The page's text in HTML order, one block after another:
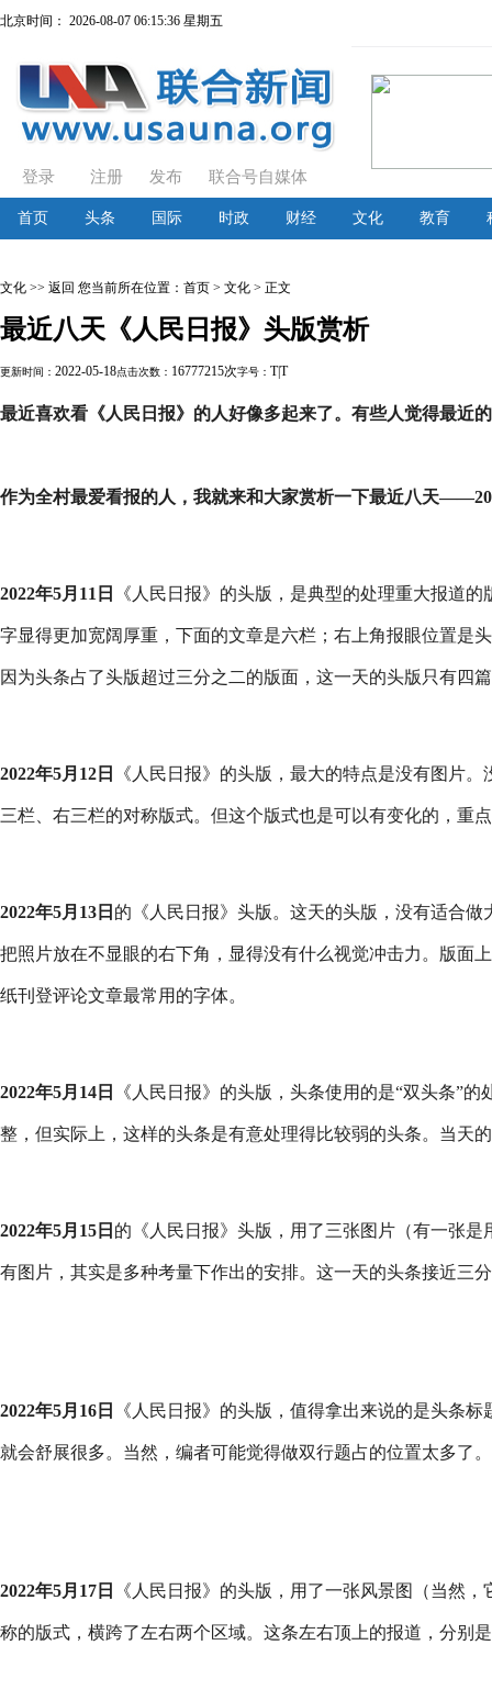
北京时间： 2026-08-07 06:15:36 星期五
登录 注册 发布 联合号自媒体
首页 头条 国际 时政 财经 文化 教育
文化 >> 返回 您当前所在位置： 首页 > 文化 > 正文
最近八天《人民日报》头版赏析
更新时间： 2022-05-18点击次数： 16777215次字号： T|T
最近喜欢看《人民日报》的人好像多起来了。有些人觉得最近
作为全村最爱看报的人，我就来和大家赏析一下最近八天
2022年5月11日 《人民日报》的头版，是典型的处理重大报道
字显得更加宽阔厚重，下面的文章是六栏；右上角报眼位置是
因为头条占了头版超过三分之二的版面，这一天的头版只有四
2022年5月12日 《人民日报》的头版，最大的特点是没有图片
三栏、右三栏的对称版式。但这个版式也是可以有变化的，重
2022年5月13日 的《人民日报》头版。这天的头版，没有适合
把照片放在不显眼的右下角，显得没有什么视觉冲击力。版面
纸刊登评论文章最常用的字体。
2022年5月14日 《人民日报》的头版，头条使用的是“双头条”
整，但实际上，这样的头条是有意处理得比较弱的头条。当天
2022年5月15日 的《人民日报》头版，用了三张图片（有一张
有图片，其实是多种考量下作出的安排。这一天的头条接近三
2022年5月16日 《人民日报》的头版，值得拿出来说的是头条
就会舒展很多。当然，编者可能觉得做双行题占的位置太多了。
2022年5月17日 《人民日报》的头版，用了一张风景图（当然
称的版式，横跨了左右两个区域。这条左右顶上的报道，分别